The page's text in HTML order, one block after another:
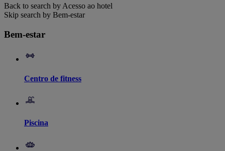
Back to search by Acesso ao hotel
Skip search by Bem-estar
Bem-estar
Centro de fitness
Piscina